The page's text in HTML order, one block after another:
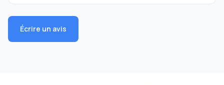
Écrire un avis